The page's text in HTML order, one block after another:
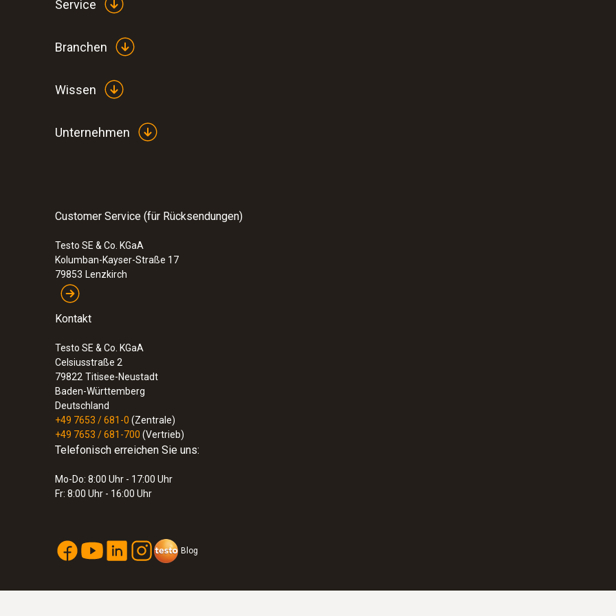
Service
Branchen
Wissen
Unternehmen
Customer Service (für Rücksendungen)
Testo SE & Co. KGaA
Kolumban-Kayser-Straße 17
79853 Lenzkirch
Kontakt
Testo SE & Co. KGaA
Celsiusstraße 2
79822 Titisee-Neustadt
Baden-Württemberg
Deutschland
+49 7653 / 681-0 (Zentrale)
+49 7653 / 681-700 (Vertrieb)
Telefonisch erreichen Sie uns:
Mo-Do: 8:00 Uhr - 17:00 Uhr
Fr: 8:00 Uhr - 16:00 Uhr
Blog